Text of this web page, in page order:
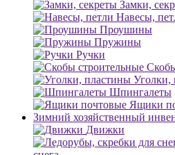
Замки,
Навесы,
Проушины
Пружины
Ручки
Уголки,
Шпингалеты
Ящики
Зимний хозяйственный
Движки